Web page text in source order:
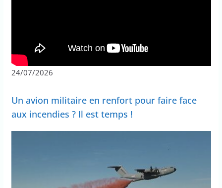
24/07/2026
Un avion militaire en renfort pour faire face
aux incendies ? Il est temps !